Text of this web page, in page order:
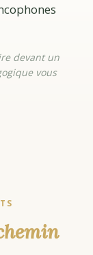
devant un
vous